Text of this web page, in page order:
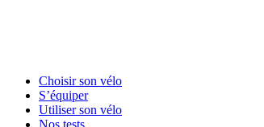
Choisir son vélo
S’équiper
Utiliser son vélo
Nos tests